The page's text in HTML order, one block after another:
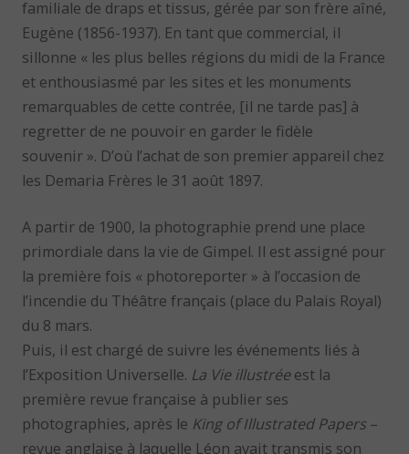
familiale de draps et tissus, gérée par son frère aîné,
Eugène (1856-1937). En tant que commercial, il
sillonne « les plus belles régions du midi de la France
et enthousiasmé par les sites et les monuments
remarquables de cette contrée, [il ne tarde pas] à
regretter de ne pouvoir en garder le fidèle
souvenir ». D’où l’achat de son premier appareil chez
les Demaria Frères le 31 août 1897.
A partir de 1900, la photographie prend une place
primordiale dans la vie de Gimpel. Il est assigné pour
la première fois « photoreporter » à l’occasion de
l’incendie du Théâtre français (place du Palais Royal)
du 8 mars.
Puis, il est chargé de suivre les événements liés à
l’Exposition Universelle. La Vie illustréeest la
première revue française à publier ses
photographies, après le King of Illustrated Papers –
revue anglaise à laquelle Léon avait transmis son